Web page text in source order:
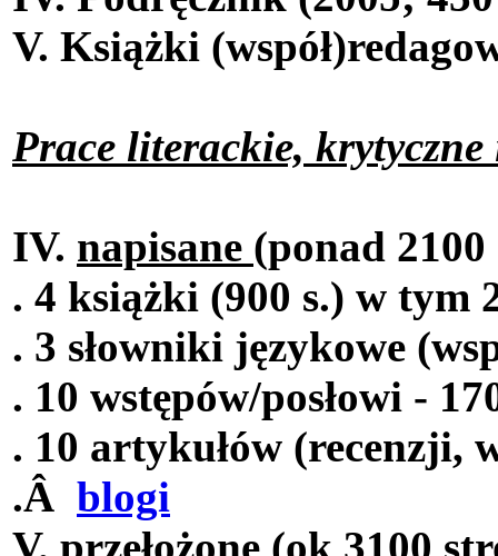
V. Książki
Prace literackie,
IV. napisane (ponad
. 4 książki (900 s.) w tym
. 3 słowniki językowe
. 10 wstępów/posłowi -
. 10 artykułów (recenzji,
.Â blogi